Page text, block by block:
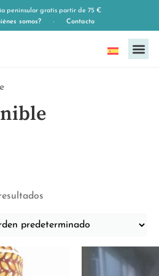
peninsular gratis partir de 75 €
somos? Contacto
Español